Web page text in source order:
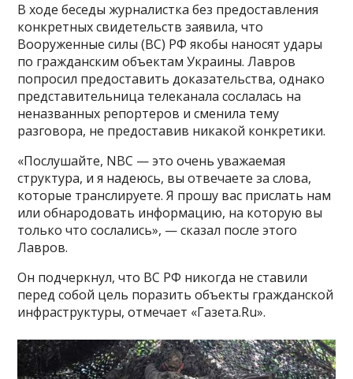
В ходе беседы журналистка без предоставления
конкретных свидетельств заявила, что
Вооруженные силы (ВС) РФ якобы наносят удары
по гражданским объектам Украины. Лавров
попросил предоставить доказательства, однако
представительница телеканала сослалась на
неназванных репортеров и сменила тему
разговора, не предоставив никакой конкретики.
«Послушайте, NBC — это очень уважаемая
структура, и я надеюсь, вы отвечаете за слова,
которые транслируете. Я прошу вас прислать нам
или обнародовать информацию, на которую вы
только что сослались», — сказал после этого
Лавров.
Он подчеркнул, что ВС РФ никогда не ставили
перед собой цель поразить объекты гражданской
инфраструктуры, отмечает «Газета.Ru».